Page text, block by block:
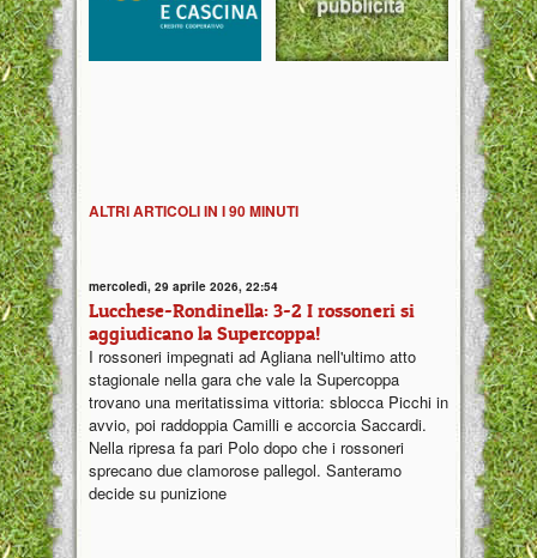
ALTRI ARTICOLI IN I 90 MINUTI
mercoledì, 29 aprile 2026, 22:54
Lucchese-Rondinella: 3-2 I rossoneri si
aggiudicano la Supercoppa!
I rossoneri impegnati ad Agliana nell'ultimo atto
stagionale nella gara che vale la Supercoppa
trovano una meritatissima vittoria: sblocca Picchi in
avvio, poi raddoppia Camilli e accorcia Saccardi.
Nella ripresa fa pari Polo dopo che i rossoneri
sprecano due clamorose pallegol. Santeramo
decide su punizione